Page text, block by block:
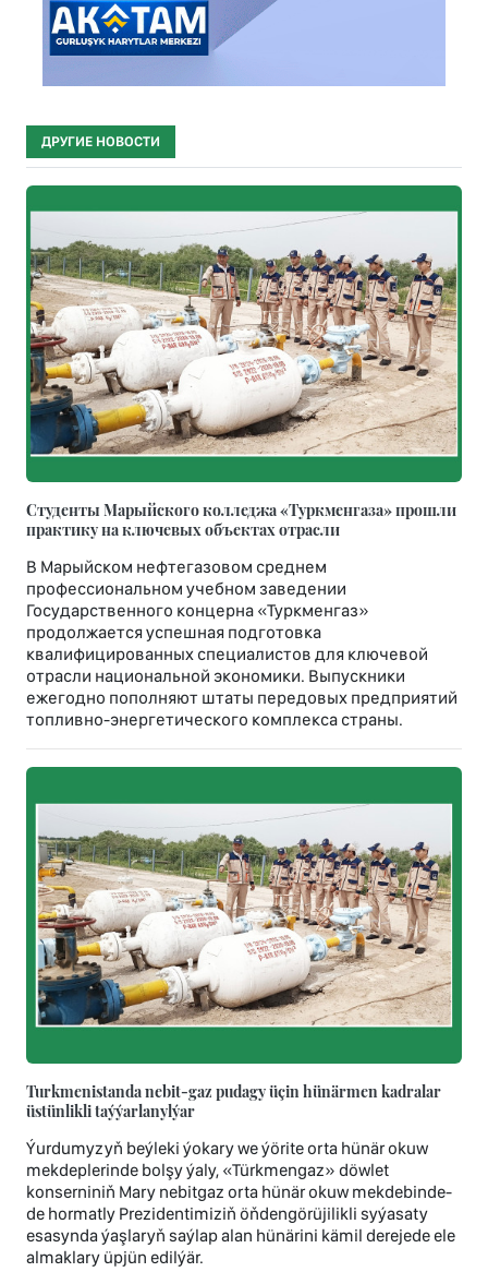
ДРУГИЕ НОВОСТИ
Студенты Марыйского колледжа «Туркменгаза» прошли
практику на ключевых объектах отрасли
В Марыйском нефтегазовом среднем
профессиональном учебном заведении
Государственного концерна «Туркменгаз»
продолжается успешная подготовка
квалифицированных специалистов для ключевой
отрасли национальной экономики. Выпускники
ежегодно пополняют штаты передовых предприятий
топливно-энергетического комплекса страны.
Turkmenistanda nebit-gaz pudagy üçin hünärmen kadralar
üstünlikli taýýarlanylýar
Ýurdumyzyň beýleki ýokary we ýörite orta hünär okuw
mekdeplerinde bolşy ýaly, «Türkmengaz» döwlet
konserniniň Mary nebitgaz orta hünär okuw mekdebinde-
de hormatly Prezidentimiziň öňdengörüjilikli syýasaty
esasynda ýaşlaryň saýlap alan hünärini kämil derejede ele
almaklary üpjün edilýär.